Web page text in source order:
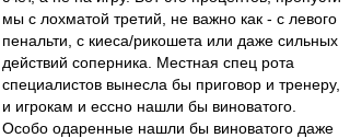
мы с лохматой третий, не важно как - с левого
пенальти, с киеса/рикошета или даже сильных
действий соперника. Местная спец рота
специалистов вынесла бы приговор и тренеру,
и игрокам и ессно нашли бы виноватого.
Особо одаренные нашли бы виноватого даже